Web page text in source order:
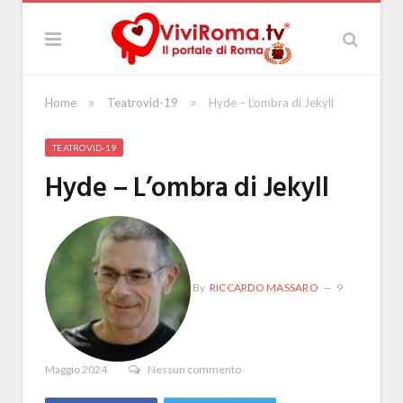
Home » Teatrovid-19 » Hyde – L’ombra di Jekyll
TEATROVID-19
Hyde – L’ombra di Jekyll
By RICCARDO MASSARO 9
Maggio 2024 Nessun commento